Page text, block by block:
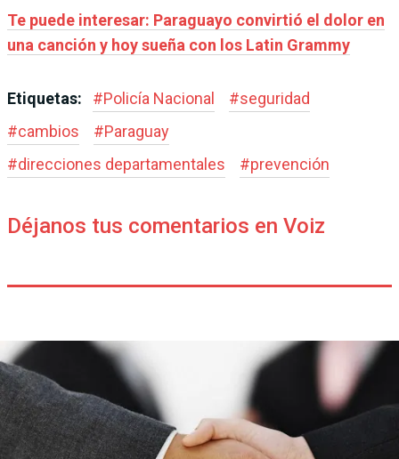
Te puede interesar: Paraguayo convirtió el dolor en
una canción y hoy sueña con los Latin Grammy
Etiquetas: #Policía Nacional #seguridad
#cambios #Paraguay
#direcciones departamentales #prevención
Déjanos tus comentarios en Voiz